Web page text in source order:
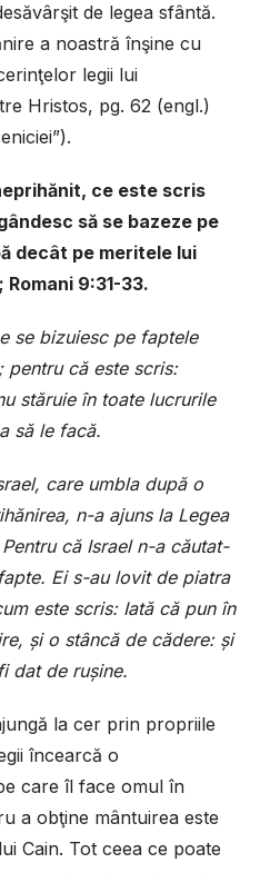
de legea sfântă.
a noastră înşine cu
legii lui
Hristos, pg. 62 (engl.)
ce este scris
să se bazeze pe
decât pe meritele lui
9:31-33.
se bizuiesc pe faptele
pentru că este scris:
stăruie în toate lucrurile
să le facă.
care umbla după o
n-a ajuns la Legea
că Israel n-a căutat-
Ei s-au lovit de piatra
este scris: Iată că pun în
şi o stâncă de cădere: şi
dat de ruşine.
la cer prin propriile
încearcă o
care îl face omul în
a obţine mântuirea este
Cain. Tot ceea ce poate